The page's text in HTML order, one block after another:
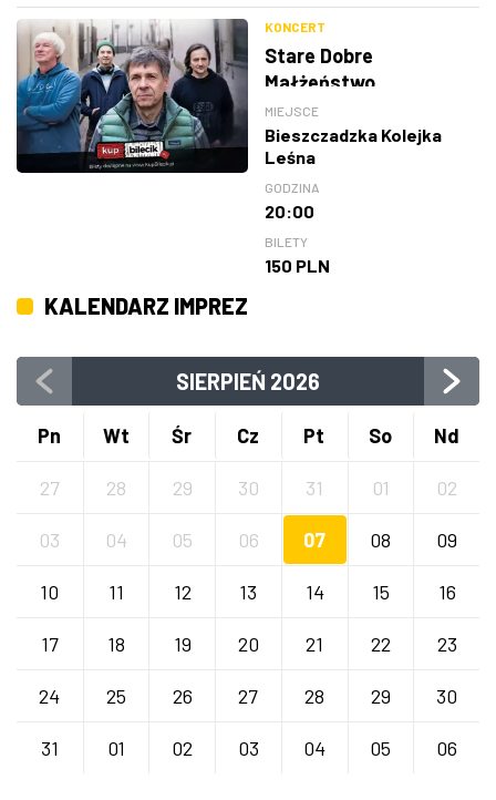
KONCERT
Stare Dobre
Małżeństwo
MIEJSCE
Bieszczadzka Kolejka
Leśna
GODZINA
20:00
BILETY
150 PLN
KALENDARZ IMPREZ
SIERPIEŃ 2026
Pn Wt Śr Cz Pt So Nd
27 28 29 30 31 01 02
03 04 05 06 07 08 09
10 11 12 13 14 15 16
17 18 19 20 21 22 23
24 25 26 27 28 29 30
31 01 02 03 04 05 06